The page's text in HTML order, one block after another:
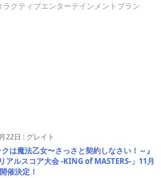
クティブエンターテインメントブラン
22日 : グレイト
クは魔法乙女〜さっさと契約しなさい！～』
アルスコア大会 -KING of MASTERS-」11月
催決定！